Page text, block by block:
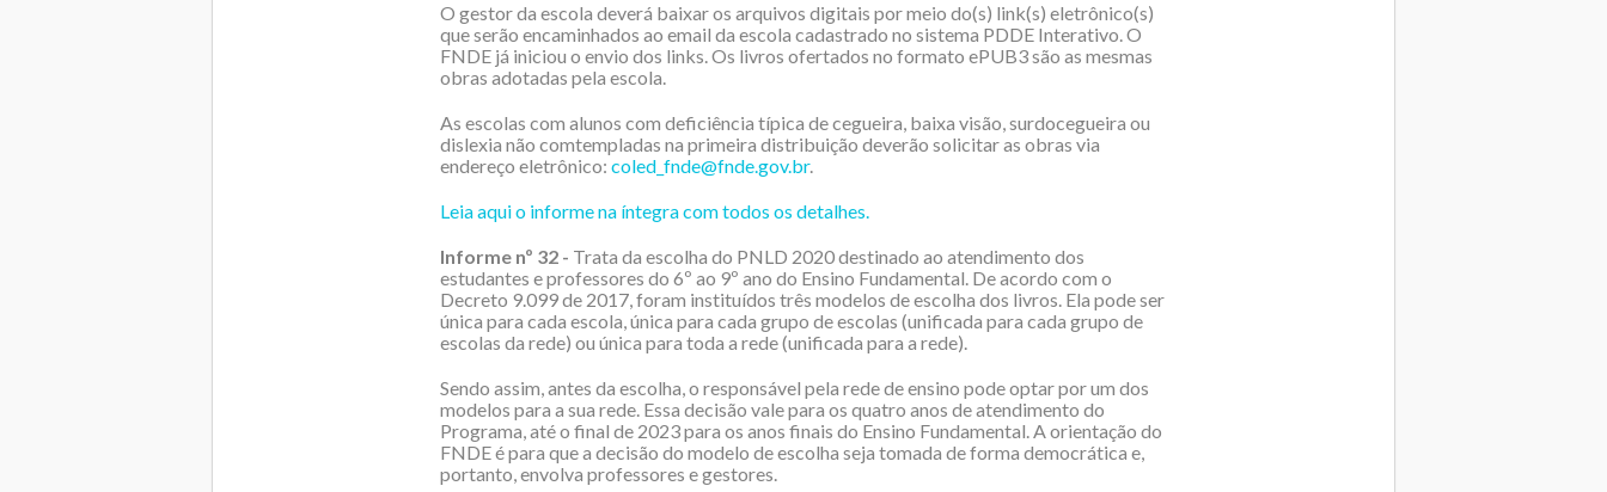
O gestor da escola deverá baixar os arquivos digitais por meio do(s) link(s) eletrônico(s)
que serão encaminhados ao email da escola cadastrado no sistema PDDE Interativo. O
FNDE já iniciou o envio dos links. Os livros ofertados no formato ePUB3 são as mesmas
obras adotadas pela escola.
As escolas com alunos com deficiência típica de cegueira, baixa visão, surdocegueira ou
dislexia não comtempladas na primeira distribuição deverão solicitar as obras via
endereço eletrônico: coled_fnde@fnde.gov.br.
Leia aqui o informe na íntegra com todos os detalhes.
Informe nº 32 - Trata da escolha do PNLD 2020 destinado ao atendimento dos
estudantes e professores do 6º ao 9º ano do Ensino Fundamental. De acordo com o
Decreto 9.099 de 2017, foram instituídos três modelos de escolha dos livros. Ela pode ser
única para cada escola, única para cada grupo de escolas (unificada para cada grupo de
escolas da rede) ou única para toda a rede (unificada para a rede).
Sendo assim, antes da escolha, o responsável pela rede de ensino pode optar por um dos
modelos para a sua rede. Essa decisão vale para os quatro anos de atendimento do
Programa, até o final de 2023 para os anos finais do Ensino Fundamental. A orientação do
FNDE é para que a decisão do modelo de escolha seja tomada de forma democrática e,
portanto, envolva professores e gestores.